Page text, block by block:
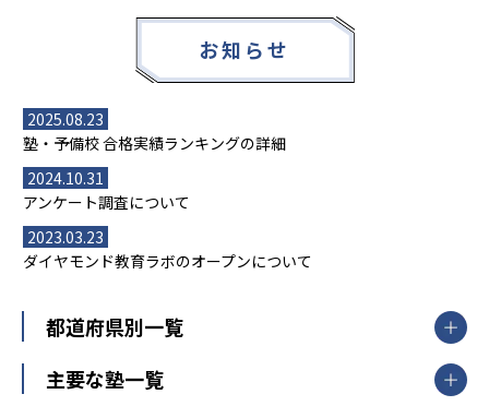
お知らせ
2025.08.23
塾・予備校 合格実績ランキングの詳細
2024.10.31
アンケート調査について
2023.03.23
ダイヤモンド教育ラボのオープンについて
都道府県別一覧
北海道・東北
主要な塾一覧